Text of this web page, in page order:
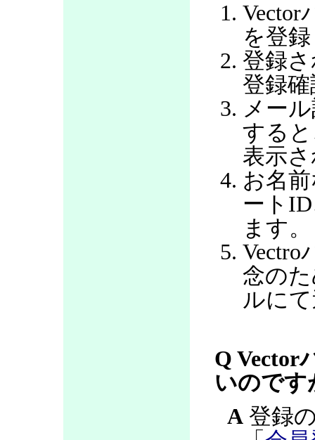
Vector
を登
登録
登録
メー
する
表示
お名
ート
ます。
Vectro
念の
ルに
Q Vector
いのです
A 登録